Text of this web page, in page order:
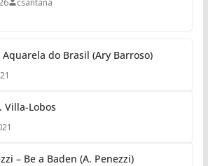
do Brasil (Ary Barroso)
Villa-Lobos
– Be a Baden (A. Penezzi)